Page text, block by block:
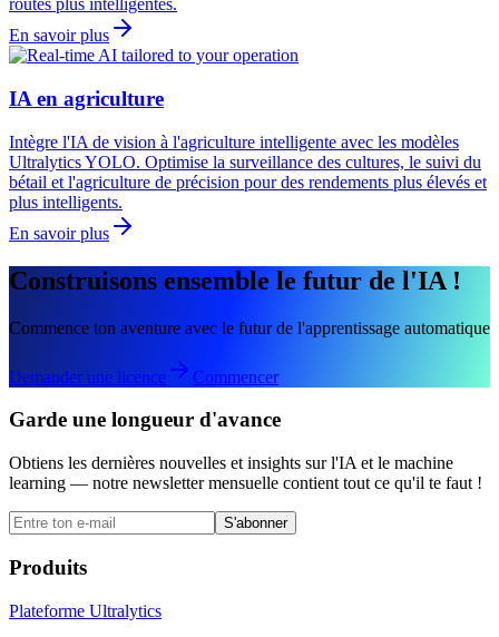
routes plus intelligentes.
En savoir plus
IA en agriculture
Intègre l'IA de vision à l'agriculture intelligente avec les modèles
Ultralytics YOLO. Optimise la surveillance des cultures, le suivi du
bétail et l'agriculture de précision pour des rendements plus élevés et
plus intelligents.
En savoir plus
Construisons ensemble le futur de l'IA !
Commence ton aventure avec le futur de l'apprentissage automatique
Demander une licence Commencer
Garde une longueur d'avance
Obtiens les dernières nouvelles et insights sur l'IA et le machine
learning — notre newsletter mensuelle contient tout ce qu'il te faut !
S'abonner
Produits
Plateforme Ultralytics